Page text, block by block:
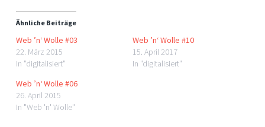
Ähnliche Beiträge
Web ’n‘ Wolle #03
22. März 2015
In "digitalisiert"
Web ’n‘ Wolle #10
15. April 2017
In "digitalisiert"
Web ’n‘ Wolle #06
26. April 2015
In "Web 'n' Wolle"